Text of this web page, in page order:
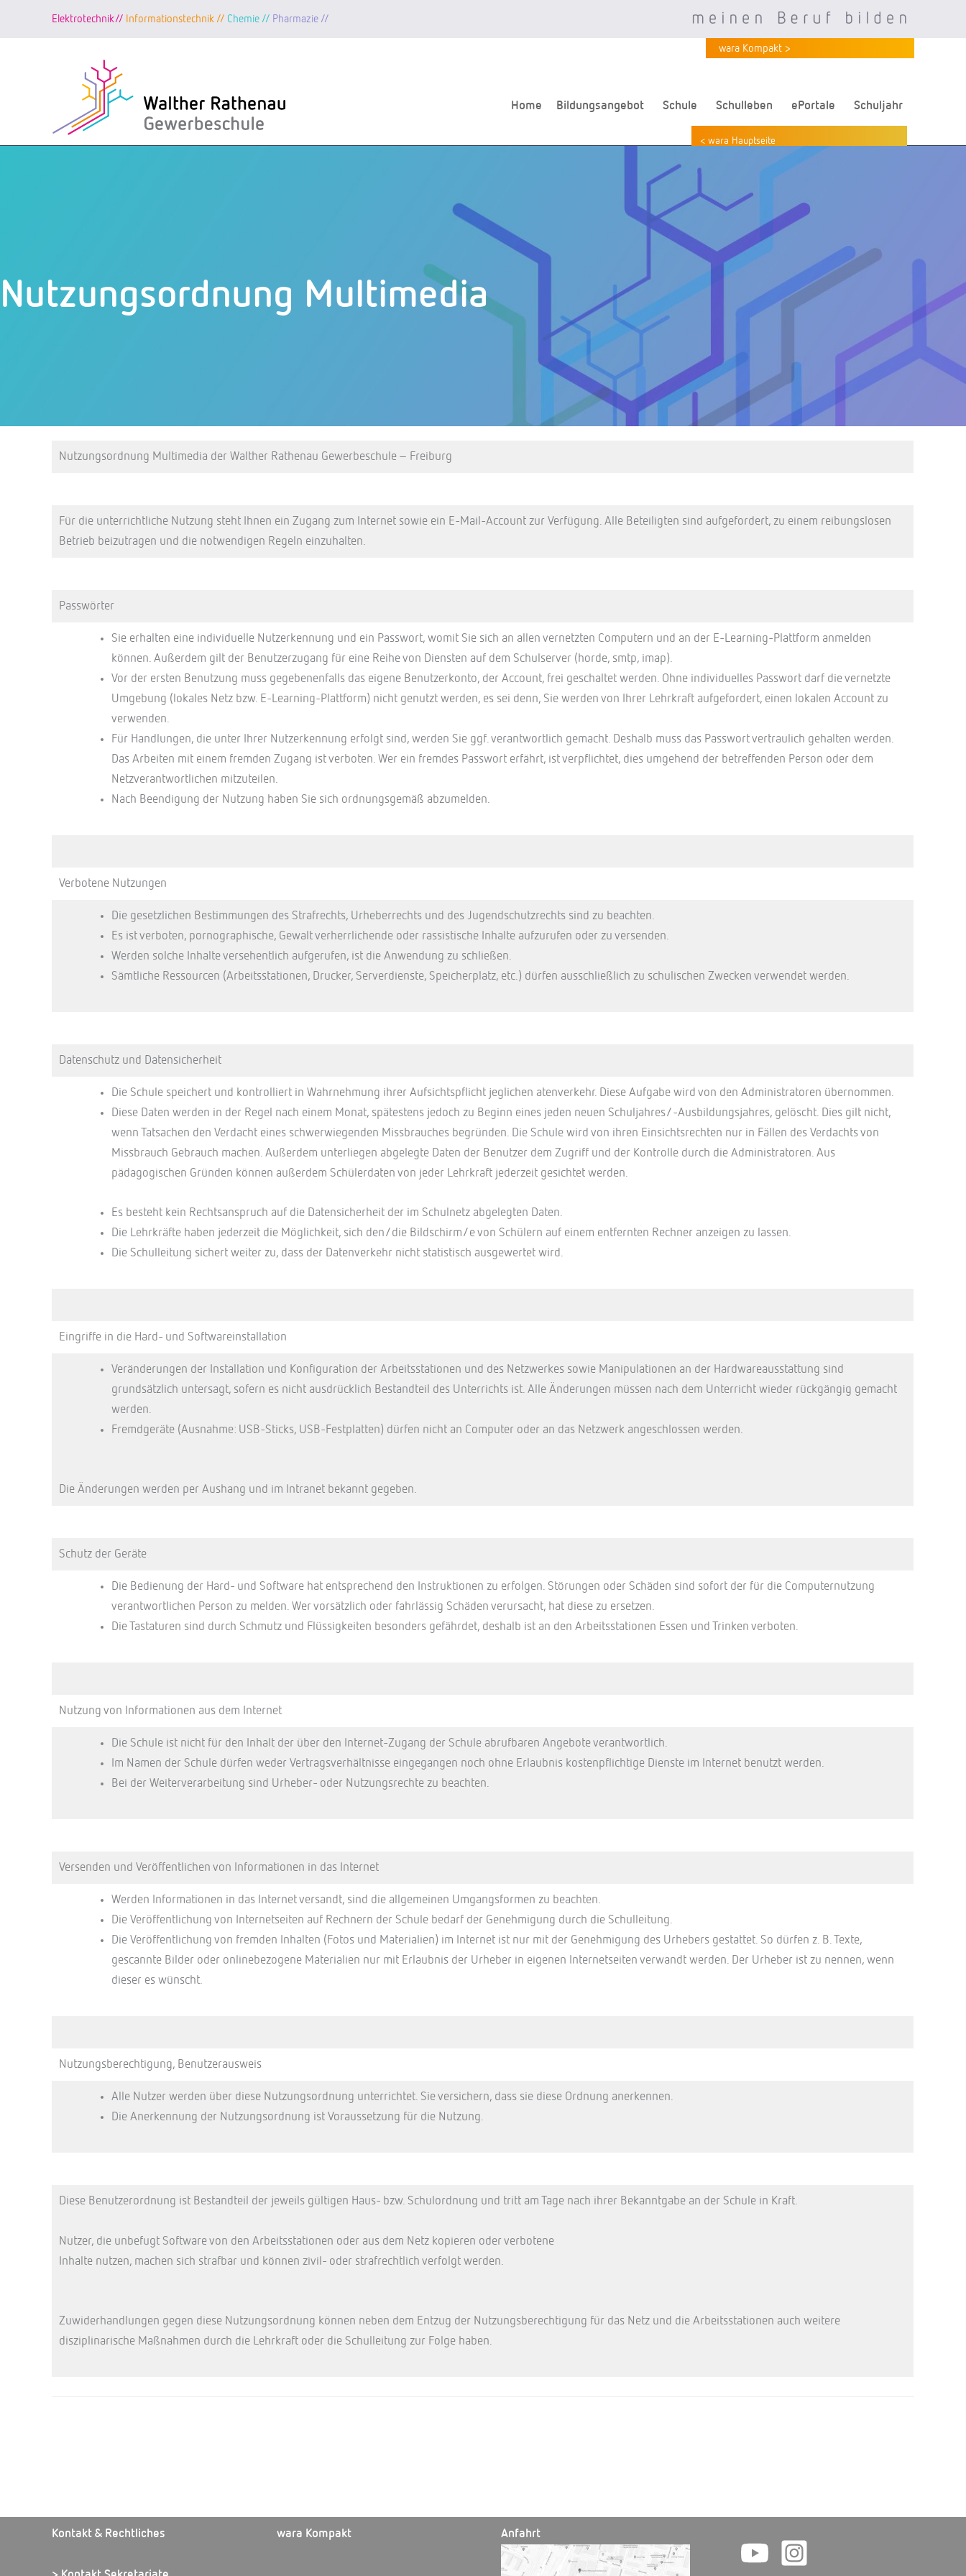
Elektrotechnik// Informationstechnik // Chemie // Pharmazie //
Home Bildungsangebot Schule Schulleben ePortale Schuljahr
wara Kompakt >
< wara Hauptseite
Nutzungsordnung Multimedia
Nutzungsordnung Multimedia der Walther Rathenau Gewerbeschule – Freiburg
Für die unterrichtliche Nutzung steht Ihnen ein Zugang zum Internet sowie ein E-Mail-Account zur Verfügung. Alle Beteiligten sind aufgefordert, zu einem reibungslosen
Betrieb beizutragen und die notwendigen Regeln einzuhalten.
Passwörter
Sie erhalten eine individuelle Nutzerkennung und ein Passwort, womit Sie sich an allen vernetzten Computern und an der E-Learning-Plattform anmelden
können. Außerdem gilt der Benutzerzugang für eine Reihe von Diensten auf dem Schulserver (horde, smtp, imap).
Vor der ersten Benutzung muss gegebenenfalls das eigene Benutzerkonto, der Account, frei geschaltet werden. Ohne individuelles Passwort darf die vernetzte
Umgebung (lokales Netz bzw. E-Learning-Plattform) nicht genutzt werden, es sei denn, Sie werden von Ihrer Lehrkraft aufgefordert, einen lokalen Account zu
verwenden.
Für Handlungen, die unter Ihrer Nutzerkennung erfolgt sind, werden Sie ggf. verantwortlich gemacht. Deshalb muss das Passwort vertraulich gehalten werden.
Das Arbeiten mit einem fremden Zugang ist verboten. Wer ein fremdes Passwort erfährt, ist verpflichtet, dies umgehend der betreffenden Person oder dem
Netzverantwortlichen mitzuteilen.
Nach Beendigung der Nutzung haben Sie sich ordnungsgemäß abzumelden.
Verbotene Nutzungen
Die gesetzlichen Bestimmungen des Strafrechts, Urheberrechts und des Jugendschutzrechts sind zu beachten.
Es ist verboten, pornographische, Gewalt verherrlichende oder rassistische Inhalte aufzurufen oder zu versenden.
Werden solche Inhalte versehentlich aufgerufen, ist die Anwendung zu schließen.
Sämtliche Ressourcen (Arbeitsstationen, Drucker, Serverdienste, Speicherplatz, etc.) dürfen ausschließlich zu schulischen Zwecken verwendet werden.
Datenschutz und Datensicherheit
Die Schule speichert und kontrolliert in Wahrnehmung ihrer Aufsichtspflicht jeglichen atenverkehr. Diese Aufgabe wird von den Administratoren übernommen.
Diese Daten werden in der Regel nach einem Monat, spätestens jedoch zu Beginn eines jeden neuen Schuljahres/-Ausbildungsjahres, gelöscht. Dies gilt nicht,
wenn Tatsachen den Verdacht eines schwerwiegenden Missbrauches begründen. Die Schule wird von ihren Einsichtsrechten nur in Fällen des Verdachts von
Missbrauch Gebrauch machen. Außerdem unterliegen abgelegte Daten der Benutzer dem Zugriff und der Kontrolle durch die Administratoren. Aus
pädagogischen Gründen können außerdem Schülerdaten von jeder Lehrkraft jederzeit gesichtet werden.
Es besteht kein Rechtsanspruch auf die Datensicherheit der im Schulnetz abgelegten Daten.
Die Lehrkräfte haben jederzeit die Möglichkeit, sich den/die Bildschirm/e von Schülern auf einem entfernten Rechner anzeigen zu lassen.
Die Schulleitung sichert weiter zu, dass der Datenverkehr nicht statistisch ausgewertet wird.
Eingriffe in die Hard- und Softwareinstallation
Veränderungen der Installation und Konfiguration der Arbeitsstationen und des Netzwerkes sowie Manipulationen an der Hardwareausstattung sind
grundsätzlich untersagt, sofern es nicht ausdrücklich Bestandteil des Unterrichts ist. Alle Änderungen müssen nach dem Unterricht wieder rückgängig gemacht
werden.
Fremdgeräte (Ausnahme: USB-Sticks, USB-Festplatten) dürfen nicht an Computer oder an das Netzwerk angeschlossen werden.
Die Änderungen werden per Aushang und im Intranet bekannt gegeben.
Schutz der Geräte
Die Bedienung der Hard- und Software hat entsprechend den Instruktionen zu erfolgen. Störungen oder Schäden sind sofort der für die Computernutzung
verantwortlichen Person zu melden. Wer vorsätzlich oder fahrlässig Schäden verursacht, hat diese zu ersetzen.
Die Tastaturen sind durch Schmutz und Flüssigkeiten besonders gefährdet, deshalb ist an den Arbeitsstationen Essen und Trinken verboten.
Nutzung von Informationen aus dem Internet
Die Schule ist nicht für den Inhalt der über den Internet-Zugang der Schule abrufbaren Angebote verantwortlich.
Im Namen der Schule dürfen weder Vertragsverhältnisse eingegangen noch ohne Erlaubnis kostenpflichtige Dienste im Internet benutzt werden.
Bei der Weiterverarbeitung sind Urheber- oder Nutzungsrechte zu beachten.
Versenden und Veröffentlichen von Informationen in das Internet
Werden Informationen in das Internet versandt, sind die allgemeinen Umgangsformen zu beachten.
Die Veröffentlichung von Internetseiten auf Rechnern der Schule bedarf der Genehmigung durch die Schulleitung.
Die Veröffentlichung von fremden Inhalten (Fotos und Materialien) im Internet ist nur mit der Genehmigung des Urhebers gestattet. So dürfen z. B. Texte,
gescannte Bilder oder onlinebezogene Materialien nur mit Erlaubnis der Urheber in eigenen Internetseiten verwandt werden. Der Urheber ist zu nennen, wenn
dieser es wünscht.
Nutzungsberechtigung, Benutzerausweis
Alle Nutzer werden über diese Nutzungsordnung unterrichtet. Sie versichern, dass sie diese Ordnung anerkennen.
Die Anerkennung der Nutzungsordnung ist Voraussetzung für die Nutzung.
Diese Benutzerordnung ist Bestandteil der jeweils gültigen Haus- bzw. Schulordnung und tritt am Tage nach ihrer Bekanntgabe an der Schule in Kraft.
Nutzer, die unbefugt Software von den Arbeitsstationen oder aus dem Netz kopieren oder verbotene
Inhalte nutzen, machen sich strafbar und können zivil- oder strafrechtlich verfolgt werden.
Zuwiderhandlungen gegen diese Nutzungsordnung können neben dem Entzug der Nutzungsberechtigung für das Netz und die Arbeitsstationen auch weitere
disziplinarische Maßnahmen durch die Lehrkraft oder die Schulleitung zur Folge haben.
Kontakt & Rechtliches wara Kompakt Anfahrt